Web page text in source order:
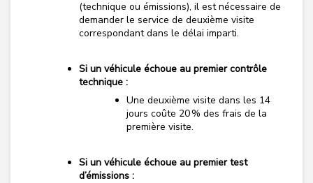
(technique ou émissions), il est nécessaire de
demander le service de deuxième visite
correspondant dans le délai imparti.
Si un véhicule échoue au premier contrôle
technique :
Une deuxième visite dans les 14
jours coûte 20 % des frais de la
première visite.
Si un véhicule échoue au premier test
d’émissions :